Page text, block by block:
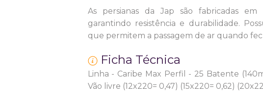
As persianas da Jap são fabricadas
garantindo resistência e durabilidade.
que permitem a passagem de ar quando
Ficha Técnica
Linha - Caribe Max Perfil - 25 Batente
Vão livre (12x220= 0,47) (15x220= 0,62)